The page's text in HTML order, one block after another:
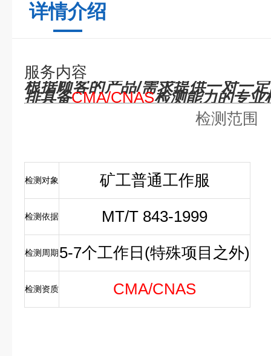
详情介绍
服务内容
根据顾客的产品/需求提供一对一
排具备CMA/CNAS检测能力的专业
检测范围
检测对象 矿工普通工作服
检测依据 MT/T 843-1999
检测周期5-7个工作日(特殊项目之外)
检测资质 CMA/CNAS